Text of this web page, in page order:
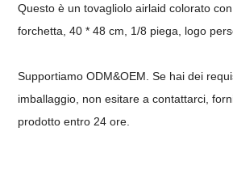
Questo è un tovagliolo airlaid colorato
forchetta, 40 * 48 cm, 1/8 piega, logo
Supportiamo ODM&OEM.Se hai dei
imballaggio, non esitare a contattarci,
prodotto entro 24 ore.